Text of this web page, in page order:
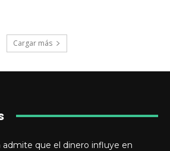
Cargar más
admite que el dinero influye en